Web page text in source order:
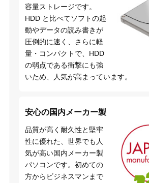
容量ストレージです。
HDD と比べてソフトの起
動やデータの読み書きが
圧倒的に速く、さらに軽
量・コンパクトで、HDD
の弱点である衝撃にも強
いため、人気が高まっています。
安心の国内メーカー製
品質が高く耐久性と堅牢
性に優れた、世界でも人
気が高い国内メーカー製
パソコンです。初めての
方からビジネスマンまで